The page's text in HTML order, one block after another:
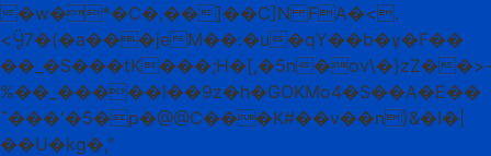
�w�*�C�,��]��C]N FA�<.
<Ӵ̥7�(�a���jeM��:�u�qY��b�ұ�F��
��_�S���tK���;H�[,�5n�ov\�}zZ�
%��_�����l��9z�h�GOKMo4�S��A�E��
ˆ���'�5�p�@@C���K#��v��n)&�I�|
��U�kg�,"